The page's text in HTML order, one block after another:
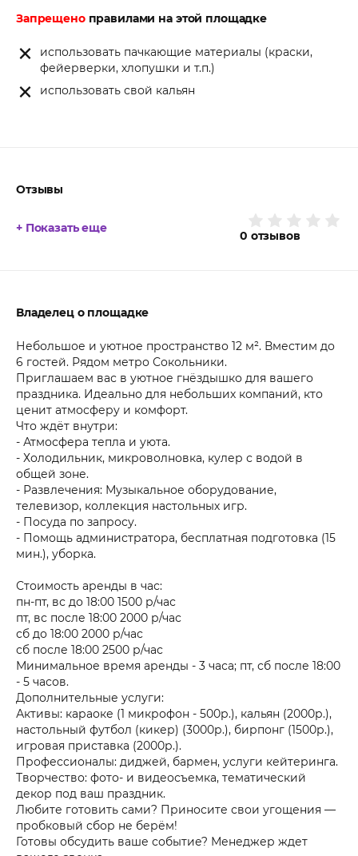
Запрещеноправилами на этой площадке
использовать пачкающие материалы (краски,
фейерверки, хлопушки и т.п.)
использовать свой кальян
Отзывы
0 отзывов
+ Показать еще
Владелец о площадке
Небольшое и уютное пространство 12 м². Вместим до
6 гостей. Рядом метро Сокольники.
Приглашаем вас в уютное гнёздышко для вашего
праздника. Идеально для небольших компаний, кто
ценит атмосферу и комфорт.
Что ждёт внутри:
- Атмосфера тепла и уюта.
- Холодильник, микроволновка, кулер с водой в
общей зоне.
- Развлечения: Музыкальное оборудование,
телевизор, коллекция настольных игр.
- Посуда по запросу.
- Помощь администратора, бесплатная подготовка (15
мин.), уборка.
Стоимость аренды в час:
пн-пт, вс до 18:00 1500 р/час
пт, вс после 18:00 2000 р/час
сб до 18:00 2000 р/час
сб после 18:00 2500 р/час
Минимальное время аренды - 3 часа; пт, сб после 18:00
- 5 часов.
Дополнительные услуги:
Активы: караоке (1 микрофон - 500р.), кальян (2000р.),
настольный футбол (кикер) (3000р.), бирпонг (1500р.),
игровая приставка (2000р.).
Профессионалы: диджей, бармен, услуги кейтеринга.
Творчество: фото- и видеосъемка, тематический
декор под ваш праздник.
Любите готовить сами? Приносите свои угощения —
пробковый сбор не берём!
Готовы обсудить ваше событие? Менеджер ждет